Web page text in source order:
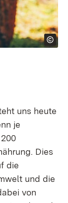
uns heute
je
Dies
die
und die
von